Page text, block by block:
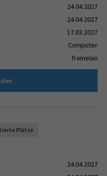
24.04.2027
24.04.2027
17.03.2027
Computer
Tramelan
Plätze
24.04.2027